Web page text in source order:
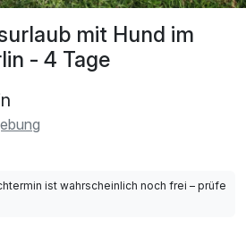
mit Hund im
- 4 Tage
ist wahrscheinlich noch frei – prüfe